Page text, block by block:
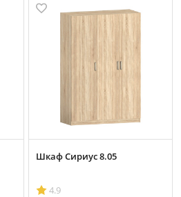
Шкаф Сириус 8.05
4.9